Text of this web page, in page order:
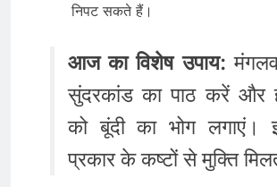
निपट सकते हैं।
आज का विशेष उपाय:
सुंदरकांड का पाठ करें और
को बूंदी का भोग लगाएं।
प्रकार के कष्टों से मुक्ति